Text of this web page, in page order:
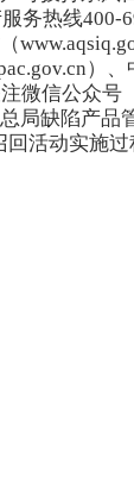
务热线400-
）、
微信公众号
局缺陷产品
回活动实施